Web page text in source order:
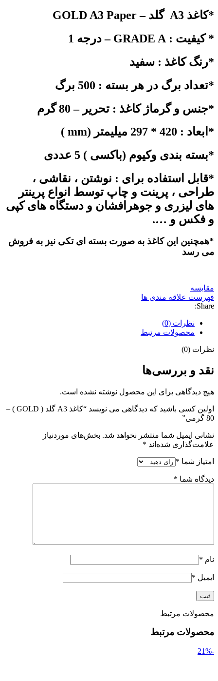
*کاغذ A3 گلد – GOLD A3 Paper
* کیفیت : GRADE A – درجه 1
*رنگ کاغذ : سفید
*تعداد برگ در هر بسته : 500 برگ
*جنس و گرماژ کاغذ : تحریر – 80 گرم
*ابعاد : 420 * 297 میلیمتر (mm )
*بسته بندی وکیوم (باکسی ) 5 عددی
*قابل استفاده برای : نوشتن ، نقاشی ،
طراحی ، پرینت و چاپ توسط انواع پرینتر
های لیزری و جوهرافشان و دستگاه های کپی
و فکس و ….
*همچنین این کاغذ به صورت بسته ای تکی نیز به فروش
می رسد
مقایسه
فهرست علاقه مندی ها
Share:
نظرات (0)
محصولات مرتبط
نظرات (0)
نقد و بررسی‌ها
هیچ دیدگاهی برای این محصول نوشته نشده است.
اولین کسی باشید که دیدگاهی می نویسد “کاغذ A3 گلد ( GOLD ) –
80 گرمی”
نشانی ایمیل شما منتشر نخواهد شد. بخش‌های موردنیاز
علامت‌گذاری شده‌اند *
امتیاز شما *
دیدگاه شما *
نام *
ایمیل *
محصولات مرتبط
محصولات مرتبط
-21%